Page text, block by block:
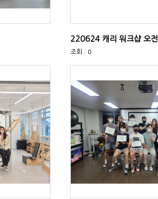
220624 캐리 워크샵 오전
조회 : 0